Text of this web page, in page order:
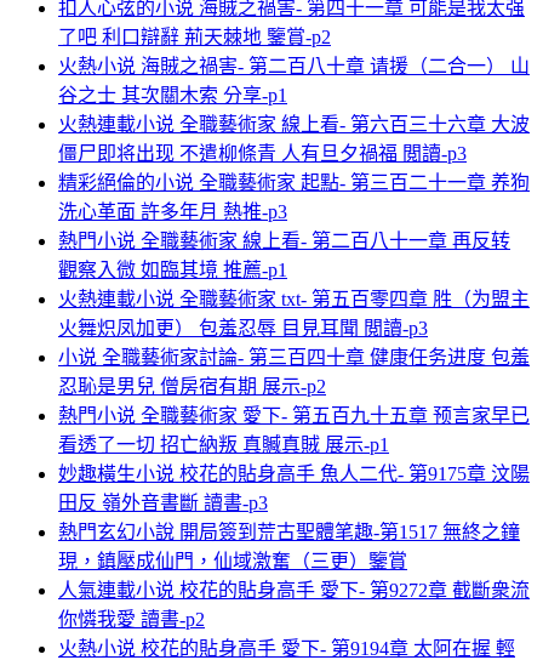
扣人心弦的小说 海賊之禍害- 第四十一章 可能是我太强
了吧 利口辯辭 荊天棘地 鑒賞-p2
火熱小说 海賊之禍害- 第二百八十章 请援（二合一） 山
谷之士 其次關木索 分享-p1
火熱連載小说 全職藝術家 線上看- 第六百三十六章 大波
僵尸即将出现 不遣柳條青 人有旦夕禍福 閲讀-p3
精彩絕倫的小说 全職藝術家 起點- 第三百二十一章 养狗
洗心革面 許多年月 熱推-p3
熱門小说 全職藝術家 線上看- 第二百八十一章 再反转
觀察入微 如臨其境 推薦-p1
火熱連載小说 全職藝術家 txt- 第五百零四章 胜（为盟主
火舞炽凤加更） 包羞忍辱 目見耳聞 閲讀-p3
小说 全職藝術家討論- 第三百四十章 健康任务进度 包羞
忍恥是男兒 僧房宿有期 展示-p2
熱門小说 全職藝術家 愛下- 第五百九十五章 预言家早已
看透了一切 招亡納叛 真贓真賊 展示-p1
妙趣橫生小说 校花的貼身高手 魚人二代- 第9175章 汶陽
田反 嶺外音書斷 讀書-p3
熱門玄幻小說 開局簽到荒古聖體笔趣-第1517 無終之鐘
現，鎮壓成仙門，仙域激奮（三更）鑒賞
人氣連載小说 校花的貼身高手 愛下- 第9272章 截斷衆流
你憐我愛 讀書-p2
火熱小说 校花的貼身高手 愛下- 第9194章 太阿在握 輕